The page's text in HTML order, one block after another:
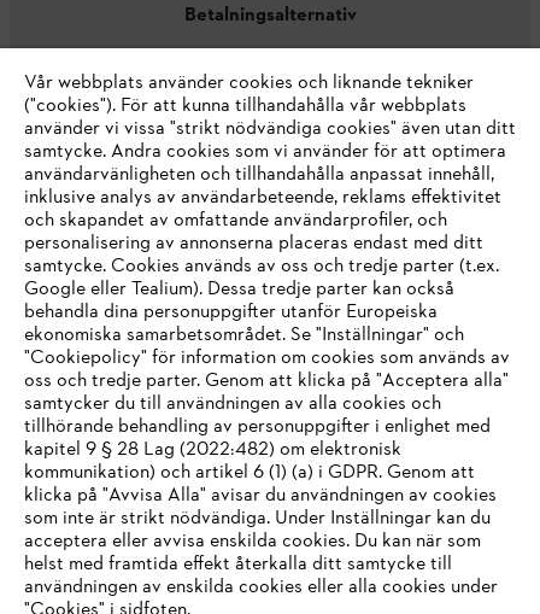
Betalningsalternativ
Företaget
STIHL FAQ
Service
Allmänna villkor och bestämmelser
Integritetspolicy
IHR BROWSER WIRD NICHT
UNTERSTÜTZT
Sie nutzen einen Browser, den wir noch nicht unterstützen. Für
eine optimale Nutzung unserer Seite empfehlen wir Ihnen, zu
einem der folgenden Browser zu wechseln:
Vår webbplats använder cookies och liknande tekniker
("cookies"). För att kunna tillhandahålla vår webbplats
använder vi vissa "strikt nödvändiga cookies" även utan ditt
samtycke. Andra cookies som vi använder för att optimera
användarvänligheten och tillhandahålla anpassat innehåll,
inklusive analys av användarbeteende, reklams effektivitet
och skapandet av omfattande användarprofiler, och
personalisering av annonserna placeras endast med ditt
samtycke. Cookies används av oss och tredje parter (t.ex.
Google eller Tealium). Dessa tredje parter kan också
behandla dina personuppgifter utanför Europeiska
ekonomiska samarbetsområdet. Se "Inställningar" och
"Cookiepolicy" för information om cookies som används av
oss och tredje parter. Genom att klicka på "Acceptera alla"
samtycker du till användningen av alla cookies och
tillhörande behandling av personuppgifter i enlighet med
kapitel 9 § 28 Lag (2022:482) om elektronisk
kommunikation) och artikel 6 (1) (a) i GDPR. Genom att
klicka på "Avvisa Alla" avisar du användningen av cookies
som inte är strikt nödvändiga. Under Inställningar kan du
acceptera eller avvisa enskilda cookies. Du kan när som
helst med framtida effekt återkalla ditt samtycke till
användningen av enskilda cookies eller alla cookies under